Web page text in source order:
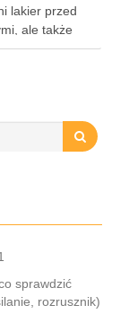
lakier przed
ale także
Dzięki swoim
sprawdzić
rozrusznik)